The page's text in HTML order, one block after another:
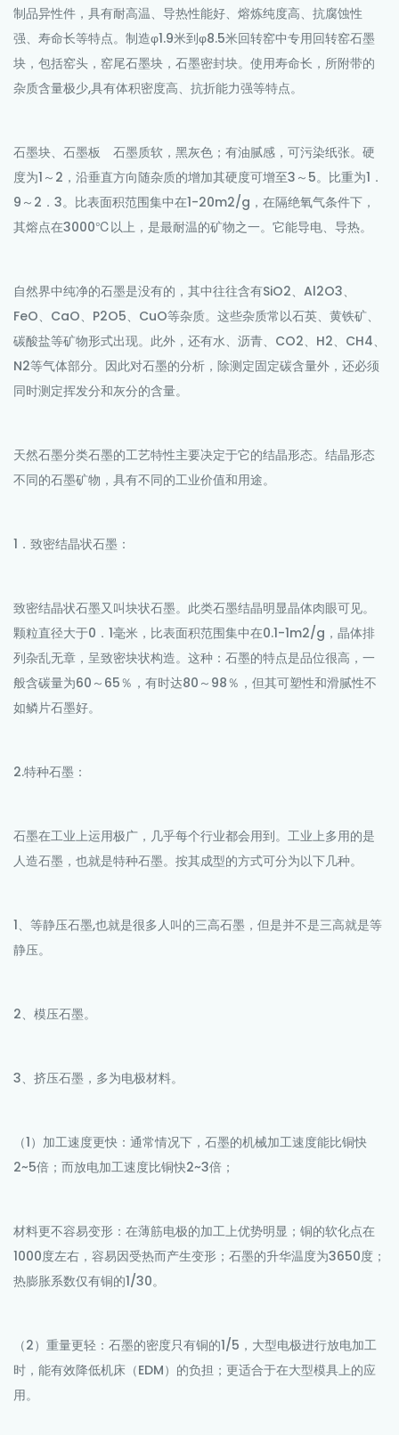
制品异性件，具有耐高温、导热性能好、熔炼纯度高、抗腐蚀性
强、寿命长等特点。制造φ1.9米到φ8.5米回转窑中专用回转窑石墨
块，包括窑头，窑尾石墨块，石墨密封块。使用寿命长，所附带的
杂质含量极少,具有体积密度高、抗折能力强等特点。
石墨块、石墨板 石墨质软，黑灰色；有油腻感，可污染纸张。硬
度为1～2，沿垂直方向随杂质的增加其硬度可增至3～5。比重为1．
9～2．3。比表面积范围集中在1-20m2/g，在隔绝氧气条件下，
其熔点在3000℃以上，是最耐温的矿物之一。它能导电、导热。
自然界中纯净的石墨是没有的，其中往往含有SiO2、Al2O3、
FeO、CaO、P2O5、CuO等杂质。这些杂质常以石英、黄铁矿、
碳酸盐等矿物形式出现。此外，还有水、沥青、CO2、H2、CH4、
N2等气体部分。因此对石墨的分析，除测定固定碳含量外，还必须
同时测定挥发分和灰分的含量。
天然石墨分类石墨的工艺特性主要决定于它的结晶形态。结晶形态
不同的石墨矿物，具有不同的工业价值和用途。
1．致密结晶状石墨：
致密结晶状石墨又叫块状石墨。此类石墨结晶明显晶体肉眼可见。
颗粒直径大于0．1毫米，比表面积范围集中在0.1-1m2/g，晶体排
列杂乱无章，呈致密块状构造。这种：石墨的特点是品位很高，一
般含碳量为60～65％，有时达80～98％，但其可塑性和滑腻性不
如鳞片石墨好。
2.特种石墨：
石墨在工业上运用极广，几乎每个行业都会用到。工业上多用的是
人造石墨，也就是特种石墨。按其成型的方式可分为以下几种。
1、等静压石墨,也就是很多人叫的三高石墨，但是并不是三高就是等
静压。
2、模压石墨。
3、挤压石墨，多为电极材料。
（1）加工速度更快：通常情况下，石墨的机械加工速度能比铜快
2~5倍；而放电加工速度比铜快2~3倍；
材料更不容易变形：在薄筋电极的加工上优势明显；铜的软化点在
1000度左右，容易因受热而产生变形；石墨的升华温度为3650度；
热膨胀系数仅有铜的1/30。
（2）重量更轻：石墨的密度只有铜的1/5，大型电极进行放电加工
时，能有效降低机床（EDM）的负担；更适合于在大型模具上的应
用。